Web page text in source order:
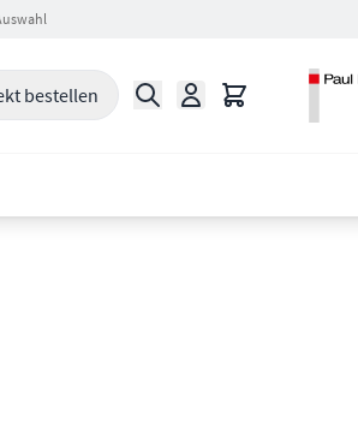
bestellen Suche Warenkorb